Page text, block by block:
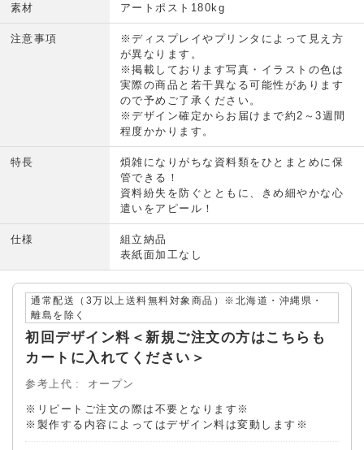
素材 アートポスト180kg
注意事項
※ディスプレイやプリンタによって見え方
が異なります。
※掲載しております写真・イラストの色は
実際の商品と若干異なる可能性があります
ので予めご了承ください。
※デザイン確定からお届けまで約2～3週間
程度かかります。
特長
煩雑になりがちな資料類をひとまとめに保
管できる！
資料紛失を防ぐとともに、きめ細やかな心
遣いをアピール！
仕様
組立納品
表紙面加工なし
通常配送（3万以上送料無料対象商品）※北海道・沖縄県・
離島を除く
初回デザイン料＜新規ご注文の方はこちらも
カートに入れてください＞
参考上代 オープン
※リピートご注文の際は不要となります※
※製作する内容によってはデザイン料は変動します※